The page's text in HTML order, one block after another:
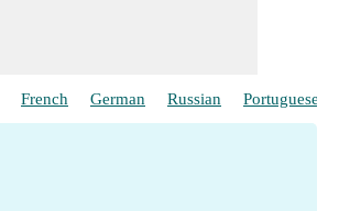
French German Russian Portuguese